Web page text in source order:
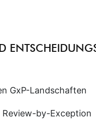
GxP-Landschaften
by-Exception